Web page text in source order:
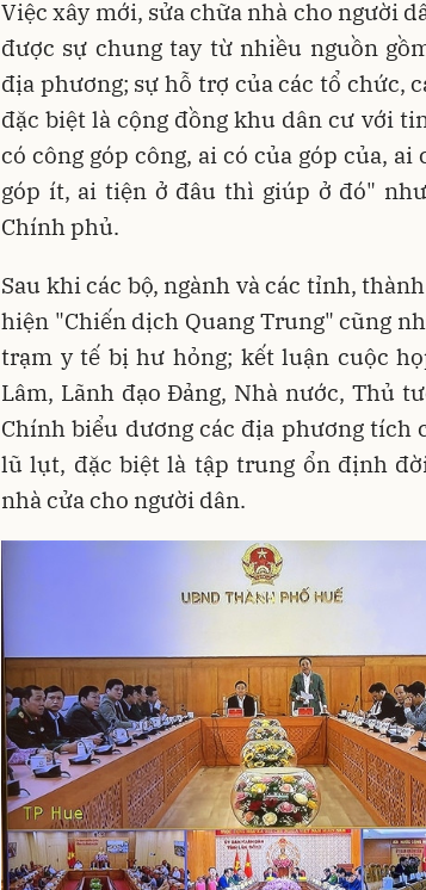
Việc xây mới, sửa chữa nhà cho người
được sự chung tay từ nhiều nguồn
địa phương; sự hỗ trợ của các tổ chức,
đặc biệt là cộng đồng khu dân cư với
có công góp công, ai có của góp của,
góp ít, ai tiện ở đâu thì giúp ở đó"
Chính phủ.
Sau khi các bộ, ngành và các tỉnh,
hiện "Chiến dịch Quang Trung" cũng
trạm y tế bị hư hỏng; kết luận cuộc
Lâm, Lãnh đạo Đảng, Nhà nước, Thủ
Chính biểu dương các địa phương tích
lũ lụt, đặc biệt là tập trung ổn định
nhà cửa cho người dân.